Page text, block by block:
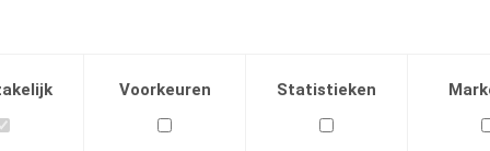
Voorkeuren Statistieken